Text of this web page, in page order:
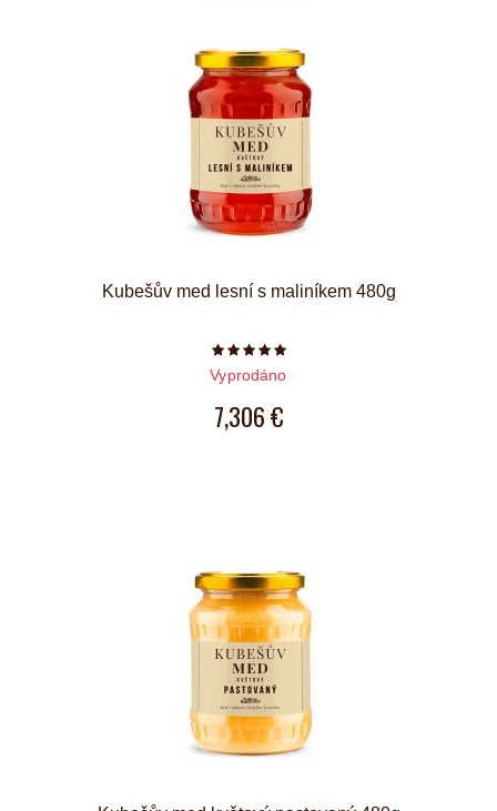
Kubešův med lesní s maliníkem 480g
Počet hvězdiček je 5 z 5
Vyprodáno
7,306 €